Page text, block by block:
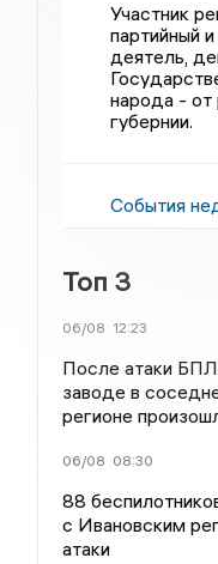
Участник
партийный
деятель,
народа - от
губернии.
События
Топ 3
06/08 12:23
После атаки
заводе в
регионе
06/08 08:30
88
с Ивановским
атаки